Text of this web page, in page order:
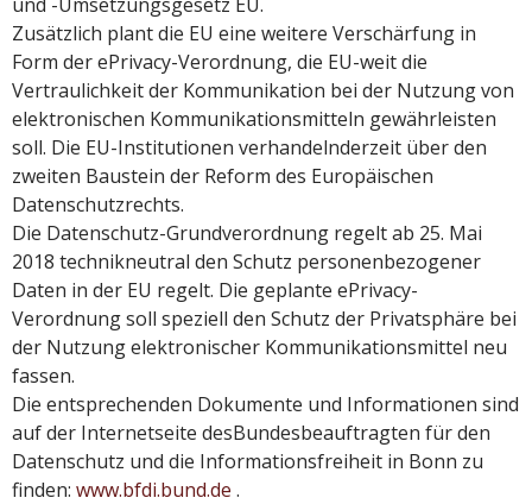
Zusätzlich plant die EU eine weitere Verschärfung in
Form der ePrivacy-Verordnung, die EU-weit die
Vertraulichkeit der Kommunikation bei der Nutzung von
elektronischen Kommunikationsmitteln gewährleisten
soll. Die EU-Institutionen verhandelnderzeit über den
zweiten Baustein der Reform des Europäischen
Datenschutzrechts.
Die Datenschutz-Grundverordnung regelt ab 25. Mai
2018 technikneutral den Schutz personenbezogener
Daten in der EU regelt. Die geplante ePrivacy-
Verordnung soll speziell den Schutz der Privatsphäre bei
der Nutzung elektronischer Kommunikationsmittel neu
fassen.
Die entsprechenden Dokumente und Informationen sind
auf der Internetseite desBundesbeauftragten für den
Datenschutz und die Informationsfreiheit in Bonn zu
finden: www.bfdi.bund.de .